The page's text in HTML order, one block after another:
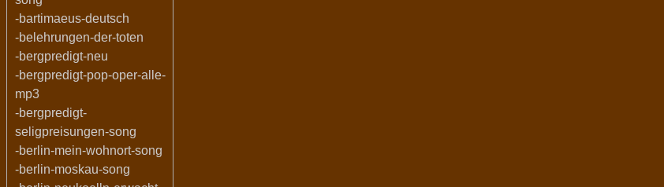
-bartimaeus-deutsch
-belehrungen-der-toten
-bergpredigt-neu
-bergpredigt-pop-oper-alle-
mp3
-bergpredigt-
seligpreisungen-song
-berlin-mein-wohnort-song
-berlin-moskau-song